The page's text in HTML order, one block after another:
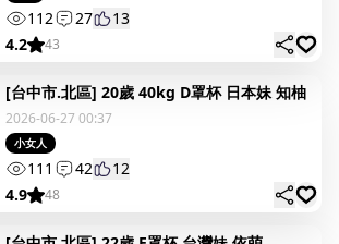
112 27
13
4.2
43
[台中市.北區] 20歲 40kg D罩杯 日本妹 知柚
2026-06-27 00:37
小女人
111 42
12
4.9
48